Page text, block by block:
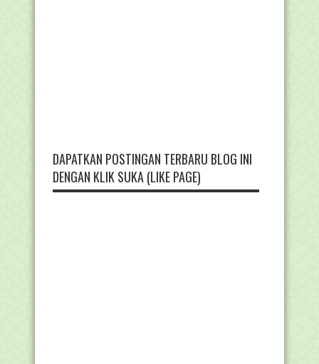
DAPATKAN POSTINGAN TERBARU BLOG INI
DENGAN KLIK SUKA (LIKE PAGE)